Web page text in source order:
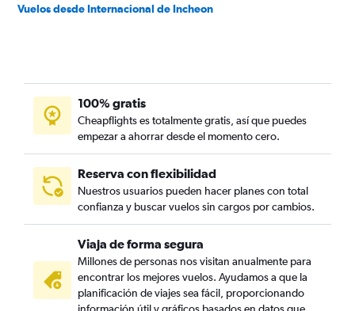
Vuelos desde Internacional de Incheon
100% gratis
Cheapflights es totalmente gratis, así que puedes
empezar a ahorrar desde el momento cero.
Reserva con flexibilidad
Nuestros usuarios pueden hacer planes con total
confianza y buscar vuelos sin cargos por cambios.
Viaja de forma segura
Millones de personas nos visitan anualmente para
encontrar los mejores vuelos. Ayudamos a que la
planificación de viajes sea fácil, proporcionando